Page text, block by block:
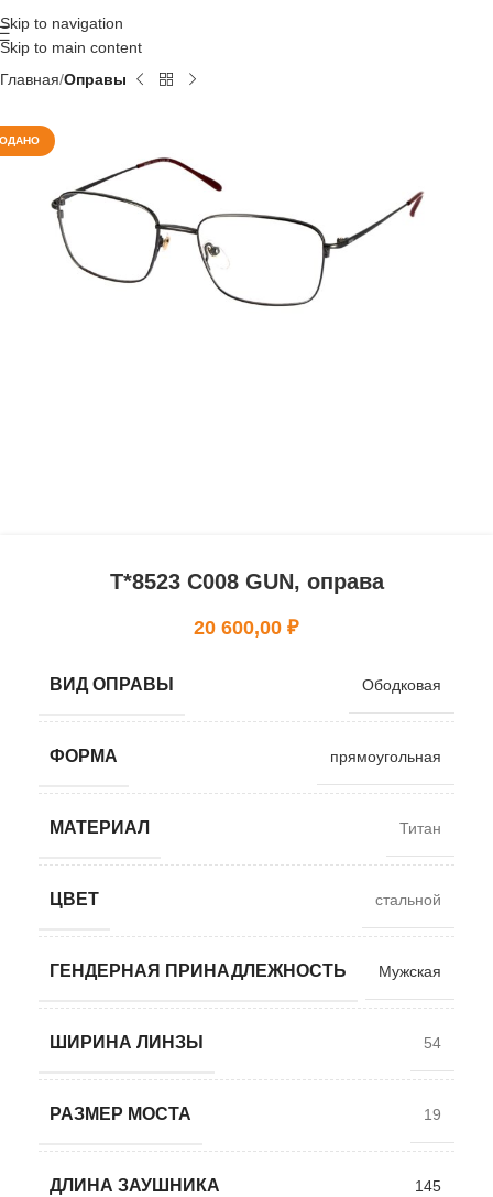
Skip to navigation
Skip to main content
Главная Оправы
T*8523 C008 GUN, оправа
20 600,00 ₽
ВИД ОПРАВЫ Ободковая
ФОРМА прямоугольная
МАТЕРИАЛ Титан
ЦВЕТ стальной
ГЕНДЕРНАЯ ПРИНАДЛЕЖНОСТЬ Мужская
ШИРИНА ЛИНЗЫ 54
РАЗМЕР МОСТА 19
ДЛИНА ЗАУШНИКА 145